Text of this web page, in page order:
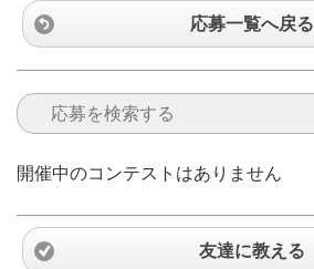
応募一覧へ戻る
開催中のコンテストはありません
友達に教える